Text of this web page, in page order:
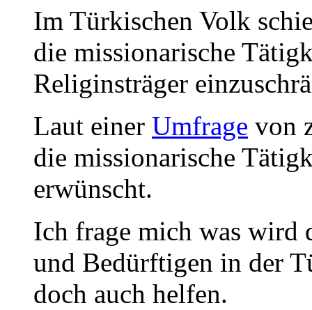
Im Türkischen Volk
die missionarische
Religinsträger
Laut einer Umfrage von
die missionarische
erwünscht.
Ich frage mich was wird
und Bedürftigen in der
doch auch helfen.